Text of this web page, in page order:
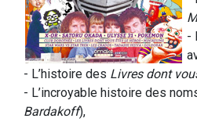
-
- L’histoire des Livres dont
- L’incroyable histoire des
Bardakoff),